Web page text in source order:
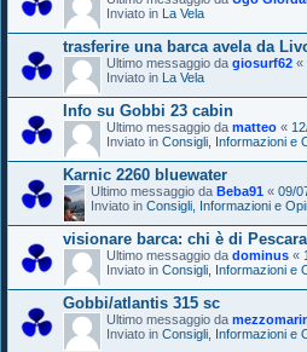
Inviato in La Vela
trasferire una barca avela da
Ultimo messaggio da giosurf62 «
Inviato in La Vela
Info su Gobbi 23 cabin
Ultimo messaggio da matteo «
Inviato in Consigli, Informazioni e
Karnic 2260 bluewater
Ultimo messaggio da Beba91 « 09/
Inviato in Consigli, Informazioni e
visionare barca: chi è di
Ultimo messaggio da dominus «
Inviato in Consigli, Informazioni e
Gobbi/atlantis 315 sc
Ultimo messaggio da
Inviato in Consigli, Informazioni e